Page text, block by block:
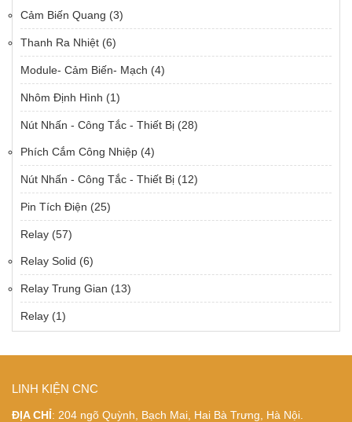
Cảm Biến Quang (3)
Thanh Ra Nhiệt (6)
Module- Cảm Biến- Mạch (4)
Nhôm Định Hình (1)
Nút Nhấn - Công Tắc - Thiết Bị (28)
Phích Cắm Công Nhiệp (4)
Nút Nhấn - Công Tắc - Thiết Bị (12)
Pin Tích Điện (25)
Relay (57)
Relay Solid (6)
Relay Trung Gian (13)
Relay (1)
LINH KIỆN CNC
ĐỊA CHỈ: 204 ngõ Quỳnh, Bạch Mai, Hai Bà Trưng, Hà Nội.